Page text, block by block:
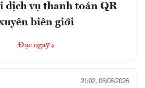
dịch vụ thanh toán QR
biên giới
Đọc ngay
21:02, 06/08/2026